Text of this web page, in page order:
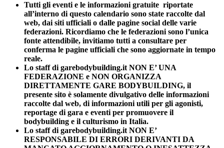
Tutti gli eventi e le informazioni gratuite riportate
all’interno di questo calendario sono state raccolte dal
web, dai siti ufficiali o dalle pagine social delle varie
federazioni. Ricordiamo che le federazioni sono l’unica
fonte attendibile, invitiamo tutti a consultare per
conferma le pagine ufficiali che sono aggiornate in tempo
reale.
Lo staff di garebodybuilding.it NON E’ UNA
FEDERAZIONE e NON ORGANIZZA
DIRETTAMENTE GARE BODYBUILDING, il
presente sito è solamente divulgativo delle informazioni
raccolte dal web, di informazioni utili per gli agonisti,
reportage di gara e eventi per promuovere il
bodybuilding e il culturismo in Italia.
Lo staff di garebodybuilding.it NON E’
RESPONSABILE DI ERRORI DERIVANTI DA